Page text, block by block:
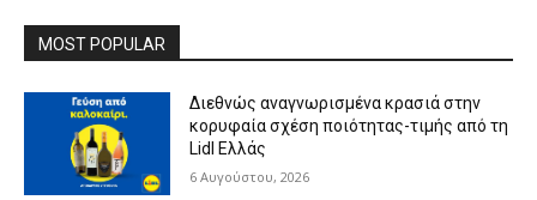
MOST POPULAR
Διεθνώς αναγνωρισμένα κρασιά στην
κορυφαία σχέση ποιότητας-τιμής από τη
Lidl Ελλάς
6 Αυγούστου, 2026